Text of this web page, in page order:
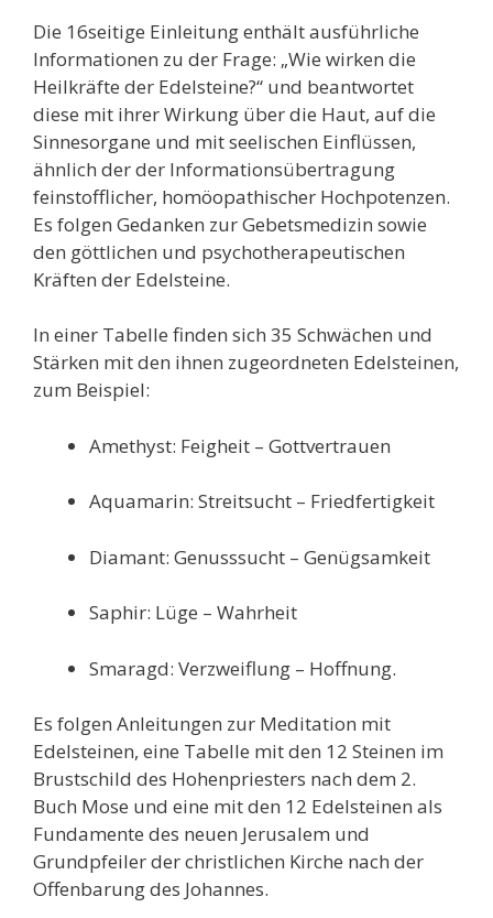
Die 16seitige Einleitung enthält ausführliche
Informationen zu der Frage: „Wie wirken die
Heilkräfte der Edelsteine?“ und beantwortet
diese mit ihrer Wirkung über die Haut, auf die
Sinnesorgane und mit seelischen Einflüssen,
ähnlich der der Informationsübertragung
feinstofflicher, homöopathischer Hochpotenzen.
Es folgen Gedanken zur Gebetsmedizin sowie
den göttlichen und psychotherapeutischen
Kräften der Edelsteine.
In einer Tabelle finden sich 35 Schwächen und
Stärken mit den ihnen zugeordneten Edelsteinen,
zum Beispiel:
Amethyst: Feigheit – Gottvertrauen
Aquamarin: Streitsucht – Friedfertigkeit
Diamant: Genusssucht – Genügsamkeit
Saphir: Lüge – Wahrheit
Smaragd: Verzweiflung – Hoffnung.
Es folgen Anleitungen zur Meditation mit
Edelsteinen, eine Tabelle mit den 12 Steinen im
Brustschild des Hohenpriesters nach dem 2.
Buch Mose und eine mit den 12 Edelsteinen als
Fundamente des neuen Jerusalem und
Grundpfeiler der christlichen Kirche nach der
Offenbarung des Johannes.